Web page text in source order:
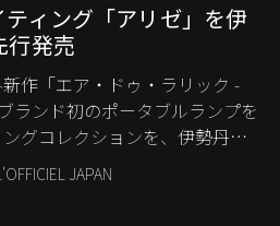
ィング「アリゼ」を伊
行発売
作「エア・ドゥ・ラリック -
ランド初のポータブルランプを
グコレクションを、伊勢丹新
プで世界に先駆けて発売す
JAPAN